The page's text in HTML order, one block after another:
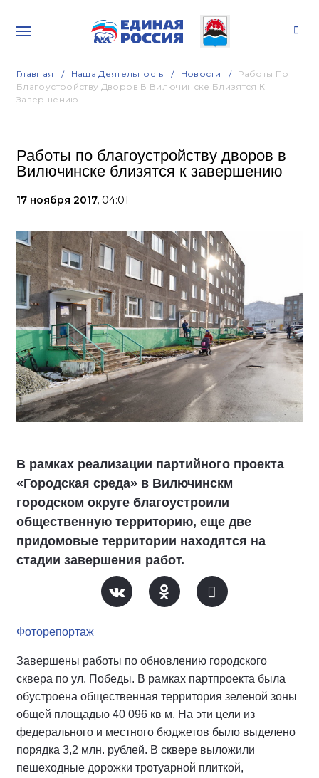
Главная Наша Деятельность Новости
Работы По
Благоустройству Дворов В Вилючинске Близятся К
Завершению
Работы по благоустройству дворов в
Вилючинске близятся к завершению
17 ноября 2017, 04:01
В рамках реализации партийного проекта
«Городская среда» в Вилючинскм
городском округе благоустроили
общественную территорию, еще две
придомовые территории находятся на
стадии завершения работ.
Фоторепортаж
Завершены работы по обновлению городского
сквера по ул. Победы. В рамках партпроекта была
обустроена общественная территория зеленой зоны
общей площадью 40 096 кв м. На эти цели из
федерального и местного бюджетов было выделено
порядка 3,2 млн. рублей. В сквере выложили
пешеходные дорожки тротуарной плиткой,